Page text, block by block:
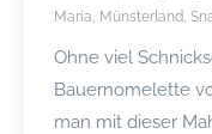
Maria Münsterland
Ohne viel
Bauernomelette
man mit dieser